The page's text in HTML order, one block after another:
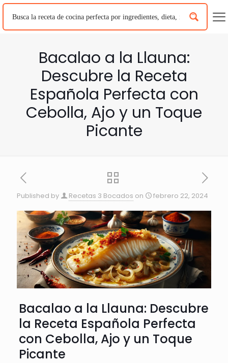
Bacalao a la Llauna:
Descubre la Receta
Española Perfecta con
Cebolla, Ajo y un Toque
Picante
Published by Recetas 3 Bocados on febrero 22, 2024
Bacalao a la Llauna: Descubre
la Receta Española Perfecta
con Cebolla, Ajo y un Toque
Picante